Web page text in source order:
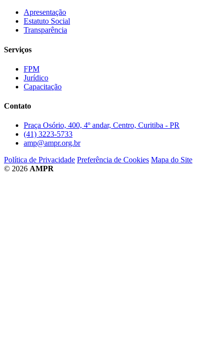
Apresentação
Estatuto Social
Transparência
Serviços
FPM
Jurídico
Capacitação
Contato
Praça Osório, 400, 4º andar, Centro, Curitiba - PR
(41) 3223-5733
amp@ampr.org.br
Política de Privacidade Preferência de Cookies Mapa do Site
© 2026 AMPR